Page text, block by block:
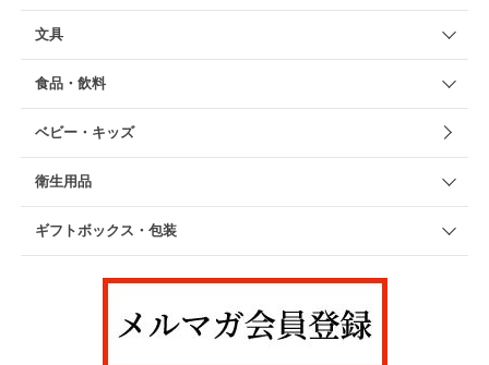
文具
食品・飲料
ベビー・キッズ
衛生用品
ギフトボックス・包装